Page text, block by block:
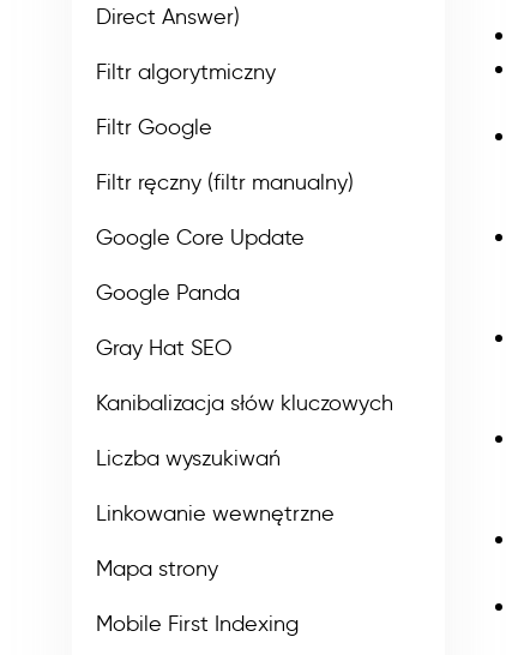
Direct Answer)
Filtr algorytmiczny
Filtr Google
Filtr ręczny (filtr manualny)
Google Core Update
Google Panda
Gray Hat SEO
Kanibalizacja słów kluczowych
Liczba wyszukiwań
Linkowanie wewnętrzne
Mapa strony
Mobile First Indexing